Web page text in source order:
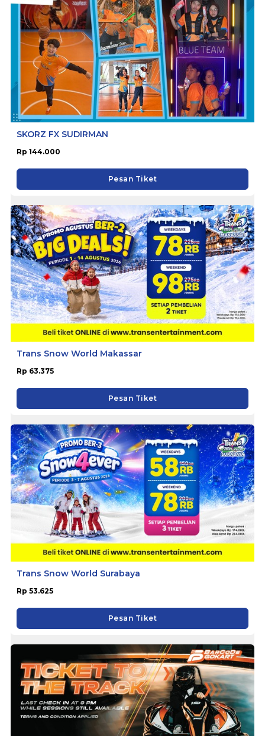
SKORZ FX SUDIRMAN
Rp 144.000
Pesan Tiket
Trans Snow World Makassar
Rp 63.375
Pesan Tiket
Trans Snow World Surabaya
Rp 53.625
Pesan Tiket